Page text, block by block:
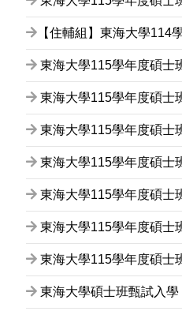
【住輔組】東海大學114
東海大學115學年度碩士
東海大學115學年度碩士
東海大學115學年度碩士
東海大學115學年度碩士
東海大學115學年度碩士
東海大學115學年度碩士
東海大學115學年度碩士
東海大學碩士班甄試入